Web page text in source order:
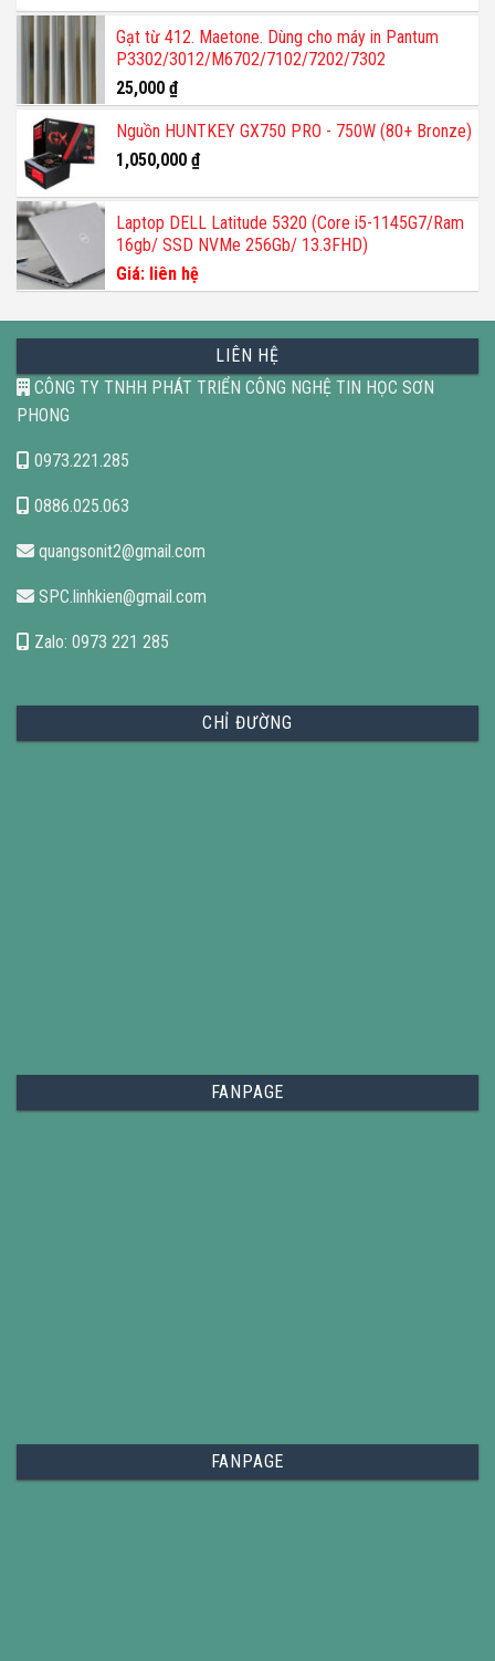
Gạt từ 412. Maetone. Dùng cho máy in Pantum
P3302/3012/M6702/7102/7202/7302
25,000 ₫
Nguồn HUNTKEY GX750 PRO - 750W (80+ Bronze)
1,050,000 ₫
Laptop DELL Latitude 5320 (Core i5-1145G7/Ram
16gb/ SSD NVMe 256Gb/ 13.3FHD)
Giá: liên hệ
LIÊN HỆ
CÔNG TY TNHH PHÁT TRIỂN CÔNG NGHỆ TIN HỌC SƠN
PHONG
0973.221.285
0886.025.063
quangsonit2@gmail.com
SPC.linhkien@gmail.com
Zalo: 0973 221 285
CHỈ ĐƯỜNG
FANPAGE
FANPAGE